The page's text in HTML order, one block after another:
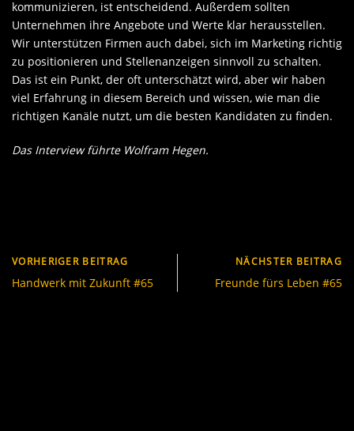
kommunizieren, ist entscheidend. Außerdem sollten
Unternehmen ihre Angebote und Werte klar herausstellen.
Wir unterstützen Firmen auch dabei, sich im Marketing richtig
zu positionieren und Stellenanzeigen sinnvoll zu schalten.
Das ist ein Punkt, der oft unterschätzt wird, aber wir haben
viel Erfahrung in diesem Bereich und wissen, wie man die
richtigen Kanäle nutzt, um die besten Kandidaten zu finden.
Das Interview führte Wolfram Hegen.
VORHERIGER BEITRAG
Handwerk mit Zukunft #65
NÄCHSTER BEITRAG
Freunde fürs Leben #65